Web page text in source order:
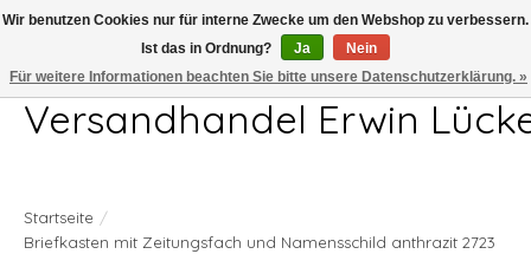
Telefon 04407 715872 MO-DO 7.00-17.00Uhr FR 7.00-13.00Uhr
Versandhandel Erwin
Startseite /
Briefkasten mit Zeitungsfach und Namensschild anthrazit 2723
Wir benutzen Cookies nur für interne Zwecke um den Webshop zu verbessern.
Ist das in Ordnung?
Ja
Nein
Für weitere Informationen beachten Sie bitte unsere Datenschutzerklärung. »